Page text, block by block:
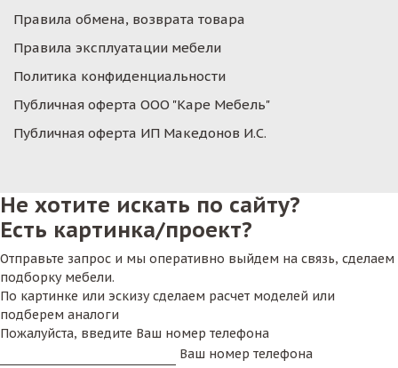
Правила обмена, возврата товара
Правила эксплуатации мебели
Политика конфиденциальности
Публичная оферта ООО "Каре Мебель"
Публичная оферта ИП Македонов И.С.
Не хотите искать по сайту?
Есть картинка/проект?
Отправьте запрос и мы оперативно выйдем на связь, сделаем
подборку мебели.
По картинке или эскизу сделаем расчет моделей или
подберем аналоги
Пожалуйста, введите Ваш номер телефона
Ваш номер телефона